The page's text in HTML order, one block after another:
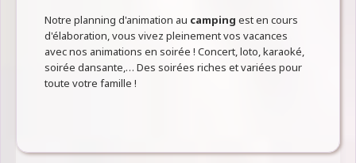
Notre planning d'animation au camping est en cours
d'élaboration, vous vivez pleinement vos vacances
avec nos animations en soirée ! Concert, loto, karaoké,
soirée dansante,… Des soirées riches et variées pour
toute votre famille !